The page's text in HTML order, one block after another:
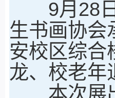
9月28日
生书画协会
安校区综合
龙、校老年
本次展出